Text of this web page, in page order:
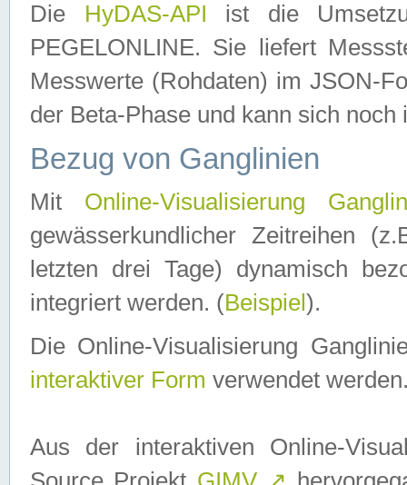
Die HyDAS-API ist die
PEGELONLINE. Sie liefert
Messwerte (Rohdaten) im JSON-
der Beta-Phase und kann sich noch
Bezug von Ganglinien
Mit Online-Visualisierung
gewässerkundlicher Zeitreihen
letzten drei Tage) dynamisch
integriert werden. (Beispiel ).
Die Online-Visualisierung
interaktiver Form verwendet
Aus der interaktiven Online-